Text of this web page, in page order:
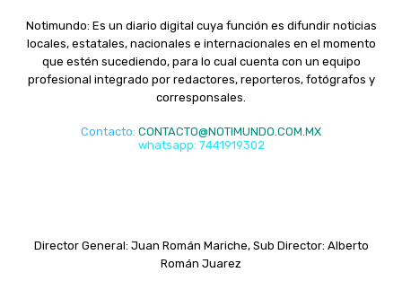
Notimundo: Es un diario digital cuya función es difundir noticias
locales, estatales, nacionales e internacionales en el momento
que estén sucediendo, para lo cual cuenta con un equipo
profesional integrado por redactores, reporteros, fotógrafos y
corresponsales.
Contacto: CONTACTO@NOTIMUNDO.COM.MX
whatsapp: 7441919302
Director General: Juan Román Mariche, Sub Director: Alberto
Román Juarez